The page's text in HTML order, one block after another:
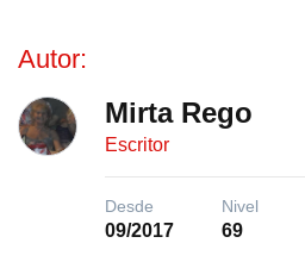
Autor:
Mirta Rego
Escritor
Desde
09/2017
Nivel
69